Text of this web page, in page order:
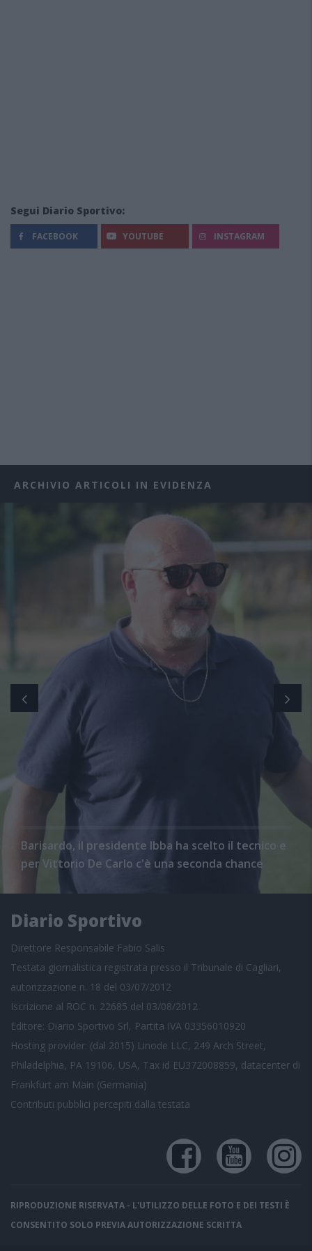
Segui Diario Sportivo:
FACEBOOK YOUTUBE INSTAGRAM
ARCHIVIO ARTICOLI IN EVIDENZA
Barisardo, il presidente Ibba ha scelto il tecnico e
per Vittorio De Carlo c'è una seconda chance
Diario Sportivo
Direttore Responsabile Fabio Salis
Testata giornalistica registrata presso il Tribunale di Cagliari,
autorizzazione n. 18 del 03/07/2012
Iscrizione al ROC n. 22685 del 03/08/2012
Editore: Diario Sportivo Srl, Partita IVA 03356010920
Hosting provider: (dal 2015) Linode LLC, 249 Arch Street,
Philadelphia, PA 19106, USA, Tax id EU372008859, datacenter di
Frankfurt am Main (Germania)
Contributi pubblici percepiti dalla testata
RIPRODUZIONE RISERVATA - L'UTILIZZO DELLE FOTO E DEI TESTI È
CONSENTITO SOLO PREVIA AUTORIZZAZIONE SCRITTA